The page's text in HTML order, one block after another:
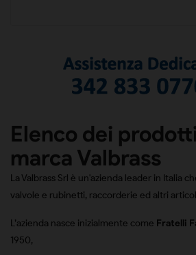
Elenco dei
marca Valbrass
La Valbrass Srl è un'azienda leader in Italia
valvole e rubinetti, raccorderie ed altri
L’azienda nasce inizialmente come Fratelli
1950,